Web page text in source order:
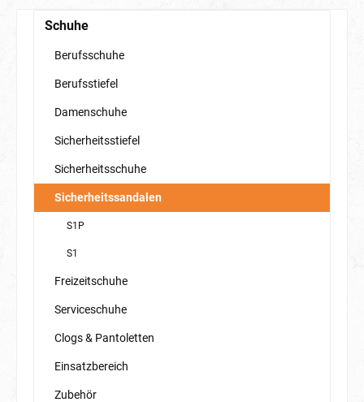
Schuhe
Berufsschuhe
Berufsstiefel
Damenschuhe
Sicherheitsstiefel
Sicherheitsschuhe
Sicherheitssandalen
S1P
S1
Freizeitschuhe
Serviceschuhe
Clogs & Pantoletten
Einsatzbereich
Zubehör